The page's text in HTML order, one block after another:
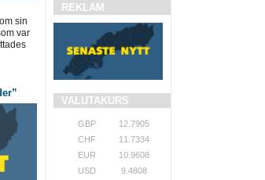
sin
var
REKLAM
VALUTAKURS
GBP
12.7905
CHF
11.7334
EUR
10.9608
USD
9.4808